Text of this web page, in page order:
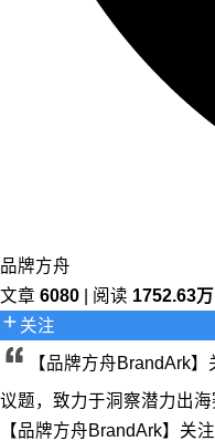
品牌方舟
文章 6080 | 阅读 1752.63万
关注
【品牌方舟BrandArk
议题，致力于洞察潜力出海
【品牌方舟BrandArk】关